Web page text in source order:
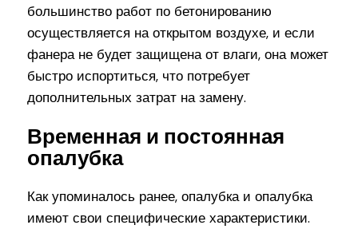
большинство работ по бетонированию
осуществляется на открытом воздухе, и если
фанера не будет защищена от влаги, она может
быстро испортиться, что потребует
дополнительных затрат на замену.
Временная и постоянная
опалубка
Как упоминалось ранее, опалубка и опалубка
имеют свои специфические характеристики.